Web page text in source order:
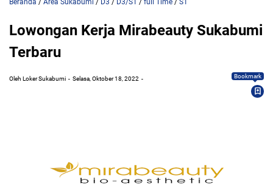
Beranda / Area Sukabumi / D3 / D3/S1 / full Time / S1
Lowongan Kerja Mirabeauty Sukabumi
Terbaru
Oleh Loker Sukabumi Selasa, Oktober 18, 2022 Bookmark